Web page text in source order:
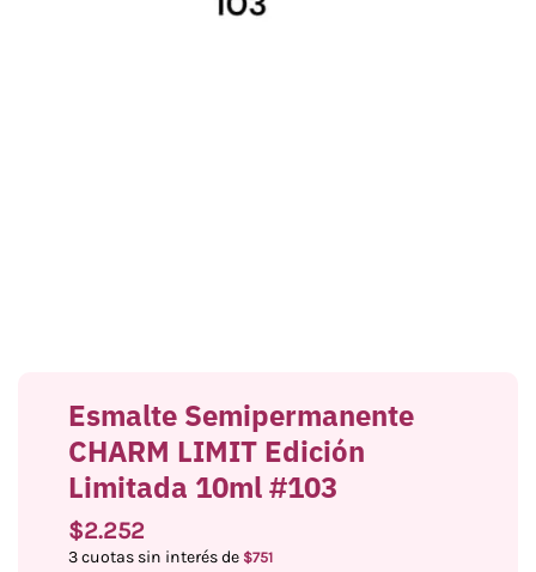
Esmalte Semipermanente
CHARM LIMIT Edición
Limitada 10ml #103
$2.252
3 cuotas sin interés de $751